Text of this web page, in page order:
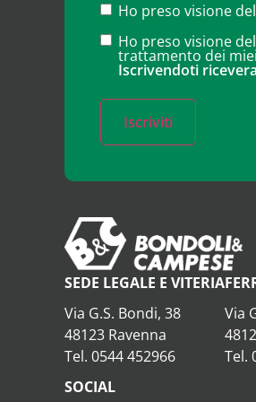
Ho preso visione
Ho preso visione
trattamento dei
Iscrivendoti
Iscriviti
SEDE LEGALE E VITERIA
Via G.S. Bondi, 38
48123 Ravenna
Tel. 0544 452966
Via
Tel.
SOCIAL